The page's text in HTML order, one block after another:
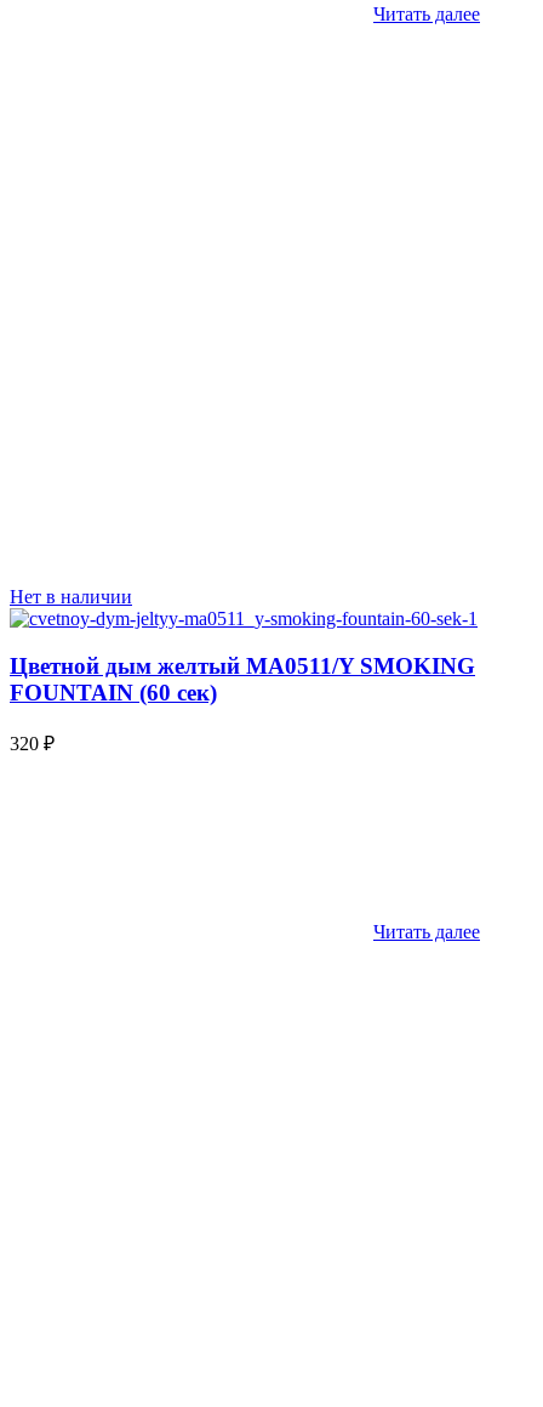
Читать далее
Нет в наличии
Цветной дым желтый MA0511/Y SMOKING
FOUNTAIN (60 сек)
320 ₽
Читать далее